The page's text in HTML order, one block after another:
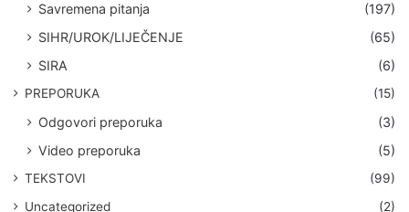
Savremena pitanja
(197)
SIHR/UROK/LIJEČENJE
(65)
SIRA
(6)
PREPORUKA (15)
Odgovori preporuka
(3)
Video preporuka
(5)
TEKSTOVI
(99)
Uncategorized
(2)